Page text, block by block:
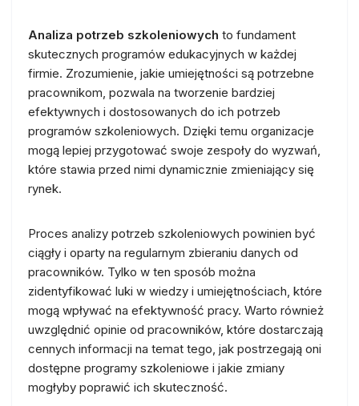
Analiza potrzeb szkoleniowych to fundament
skutecznych programów edukacyjnych w każdej
firmie. Zrozumienie, jakie umiejętności są potrzebne
pracownikom, pozwala na tworzenie bardziej
efektywnych i dostosowanych do ich potrzeb
programów szkoleniowych. Dzięki temu organizacje
mogą lepiej przygotować swoje zespoły do wyzwań,
które stawia przed nimi dynamicznie zmieniający się
rynek.
Proces analizy potrzeb szkoleniowych powinien być
ciągły i oparty na regularnym zbieraniu danych od
pracowników. Tylko w ten sposób można
zidentyfikować luki w wiedzy i umiejętnościach, które
mogą wpływać na efektywność pracy. Warto również
uwzględnić opinie od pracowników, które dostarczają
cennych informacji na temat tego, jak postrzegają oni
dostępne programy szkoleniowe i jakie zmiany
mogłyby poprawić ich skuteczność.